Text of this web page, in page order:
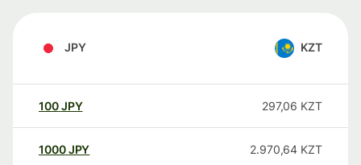
JPY KZT
100JPY 297,06 KZT
1000JPY 2.970,64 KZT